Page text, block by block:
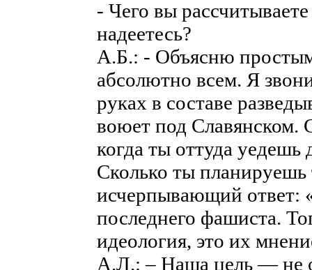
- Чего вы
надеетесь?
А.Б.: - Объясню
абсолютно всем. Я
руках в составе
воюет под
когда ты оттуда уедешь
Сколько ты
исчерпывающий ответ:
последнего фашиста.
идеология, это их
А.Л.: – Наша цель — не